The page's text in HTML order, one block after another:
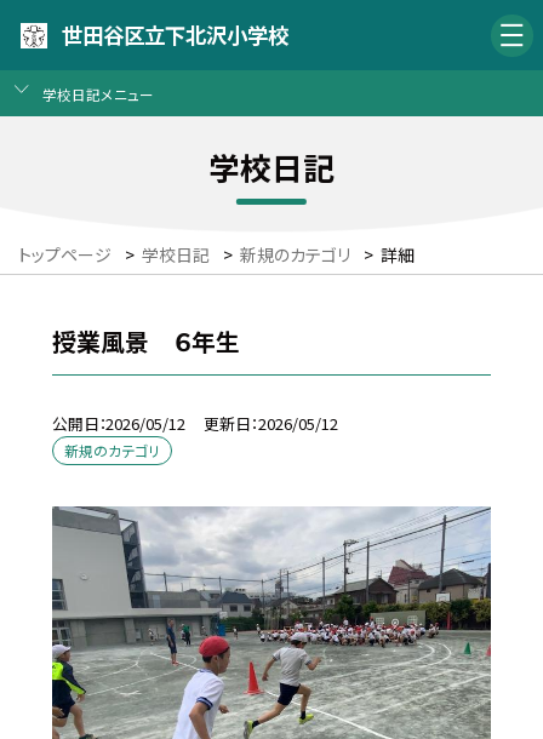
世田谷区立下北沢小学校
学校日記メニュー
学校日記
トップページ > 学校日記 > 新規のカテゴリ > 詳細
授業風景 ６年生
公開日 2026/05/12 更新日 2026/05/12
新規のカテゴリ